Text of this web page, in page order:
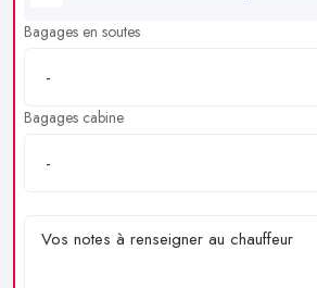
Bagages en soutes
Bagages cabine